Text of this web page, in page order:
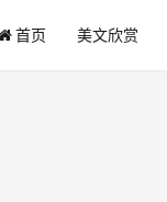
首页 美文欣赏